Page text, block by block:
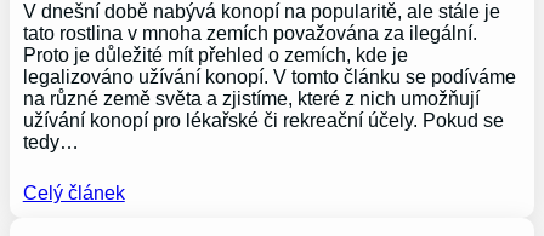
V dnešní době nabývá konopí na popularitě, ale stále je
tato rostlina v mnoha zemích považována za ilegální.
Proto je důležité mít přehled o zemích, kde je
legalizováno užívání konopí. V tomto článku se podíváme
na různé země světa a zjistíme, které z nich umožňují
užívání konopí pro lékařské či rekreační účely. Pokud se
tedy…
Celý článek